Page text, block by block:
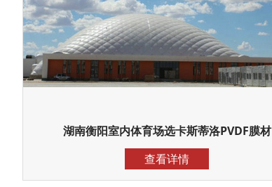
湖南衡阳室内体育场选卡斯蒂洛PVDF膜材
查看详情